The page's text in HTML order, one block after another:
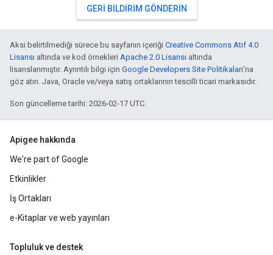
GERI BILDIRIM GÖNDERIN
Aksi belirtilmediği sürece bu sayfanın içeriği Creative Commons Atıf 4.0
Lisansı altında ve kod örnekleri Apache 2.0 Lisansı altında
lisanslanmıştır. Ayrıntılı bilgi için Google Developers Site Politikaları'na
göz atın. Java, Oracle ve/veya satış ortaklarının tescilli ticari markasıdır.
Son güncelleme tarihi: 2026-02-17 UTC.
Apigee hakkında
We're part of Google
Etkinlikler
İş Ortakları
e-Kitaplar ve web yayınları
Topluluk ve destek